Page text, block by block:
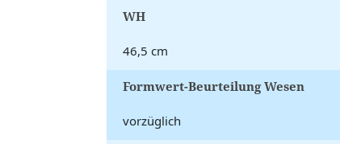
WH
46,5 cm
Formwert-Beurteilung Wesen
vorzüglich